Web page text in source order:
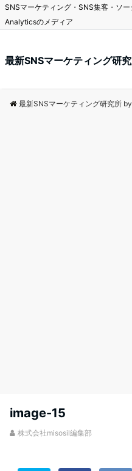
SNSマーケティング・SNS集客・ソ
Analyticsのメディア
最新SNSマーケティング研
最新SNSマーケティング研究所
image-15
株式会社misosil編集部